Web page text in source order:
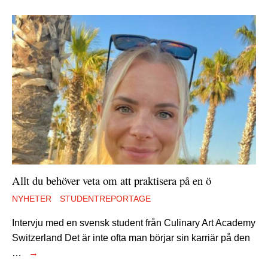
Allt du behöver veta om att praktisera på en ö
NYHETER STUDENTREPORTAGE
Intervju med en svensk student från Culinary Art Academy
Switzerland Det är inte ofta man börjar sin karriär på den
…
→